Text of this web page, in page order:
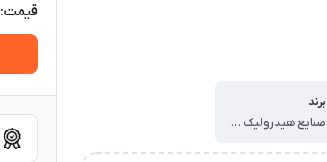
برند
صنایع هیدرولیک ایرانیان
قیمت: